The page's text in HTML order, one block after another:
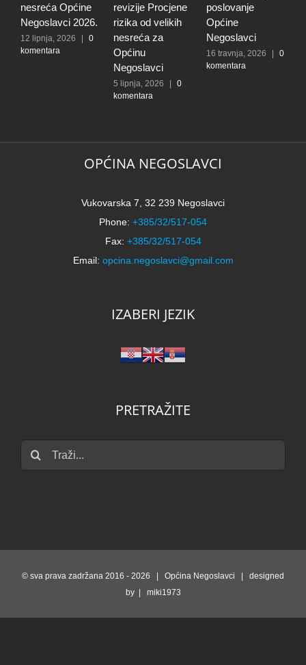
nesreća Općine
Negoslavci 2026.
12 lipnja, 2026
0
komentara
revizije Procjene
rizika od velikih
nesreća za
Općinu
Negoslavci
5 lipnja, 2026
0
komentara
poslovanje
Općine
Negoslavci
16 travnja, 2026
0
komentara
OPĆINA NEGOSLAVCI
Vukovarska 7, 32 239 Negoslavci
Phone: +385/32/517-054
Fax: +385/32/517-054
Email: opcina.negoslavci@gmail.com
IZABERI JEZIK
PRETRAŽITE
Traži...
© sva prava zadržana 2016 - 2026 | Općina Negoslavci | designed
by | miki1973